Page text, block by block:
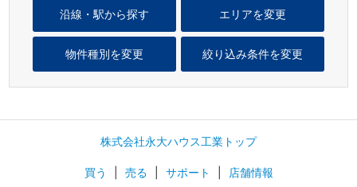
エリアを変更
沿線・駅から探す
物件種別を変更 絞り込み条件を変更
株式会社永大ハウス工業トップ
買う 売る サポート
店舗情報